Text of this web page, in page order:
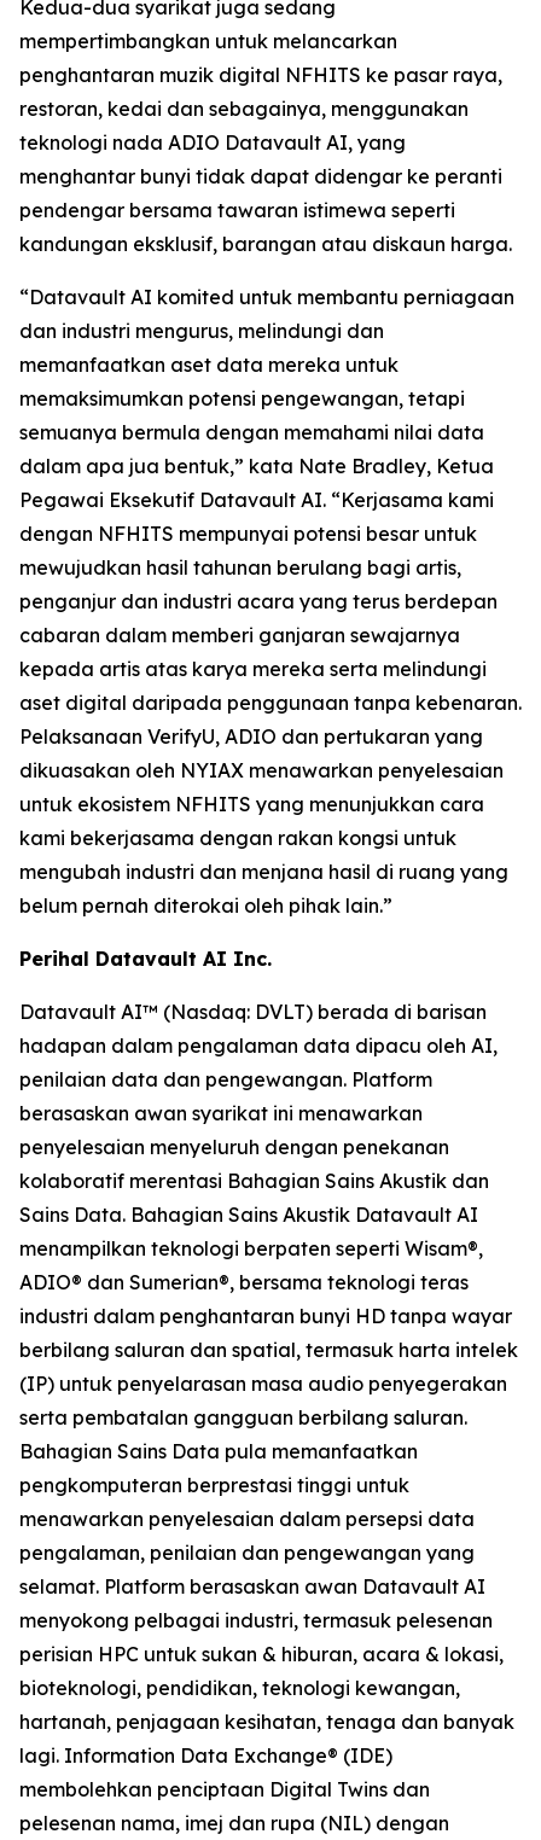
Kedua-dua syarikat juga sedang
mempertimbangkan untuk melancarkan
penghantaran muzik digital NFHITS ke pasar raya,
restoran, kedai dan sebagainya, menggunakan
teknologi nada ADIO Datavault AI, yang
menghantar bunyi tidak dapat didengar ke peranti
pendengar bersama tawaran istimewa seperti
kandungan eksklusif, barangan atau diskaun harga.
“Datavault AI komited untuk membantu perniagaan
dan industri mengurus, melindungi dan
memanfaatkan aset data mereka untuk
memaksimumkan potensi pengewangan, tetapi
semuanya bermula dengan memahami nilai data
dalam apa jua bentuk,” kata Nate Bradley, Ketua
Pegawai Eksekutif Datavault AI. “Kerjasama kami
dengan NFHITS mempunyai potensi besar untuk
mewujudkan hasil tahunan berulang bagi artis,
penganjur dan industri acara yang terus berdepan
cabaran dalam memberi ganjaran sewajarnya
kepada artis atas karya mereka serta melindungi
aset digital daripada penggunaan tanpa kebenaran.
Pelaksanaan VerifyU, ADIO dan pertukaran yang
dikuasakan oleh NYIAX menawarkan penyelesaian
untuk ekosistem NFHITS yang menunjukkan cara
kami bekerjasama dengan rakan kongsi untuk
mengubah industri dan menjana hasil di ruang yang
belum pernah diterokai oleh pihak lain.”
Perihal Datavault AI Inc.
Datavault AI™ (Nasdaq: DVLT) berada di barisan
hadapan dalam pengalaman data dipacu oleh AI,
penilaian data dan pengewangan. Platform
berasaskan awan syarikat ini menawarkan
penyelesaian menyeluruh dengan penekanan
kolaboratif merentasi Bahagian Sains Akustik dan
Sains Data. Bahagian Sains Akustik Datavault AI
menampilkan teknologi berpaten seperti Wisam®,
ADIO® dan Sumerian®, bersama teknologi teras
industri dalam penghantaran bunyi HD tanpa wayar
berbilang saluran dan spatial, termasuk harta intelek
(IP) untuk penyelarasan masa audio penyegerakan
serta pembatalan gangguan berbilang saluran.
Bahagian Sains Data pula memanfaatkan
pengkomputeran berprestasi tinggi untuk
menawarkan penyelesaian dalam persepsi data
pengalaman, penilaian dan pengewangan yang
selamat. Platform berasaskan awan Datavault AI
menyokong pelbagai industri, termasuk pelesenan
perisian HPC untuk sukan & hiburan, acara & lokasi,
bioteknologi, pendidikan, teknologi kewangan,
hartanah, penjagaan kesihatan, tenaga dan banyak
lagi. Information Data Exchange® (IDE)
membolehkan penciptaan Digital Twins dan
pelesenan nama, imej dan rupa (NIL) dengan